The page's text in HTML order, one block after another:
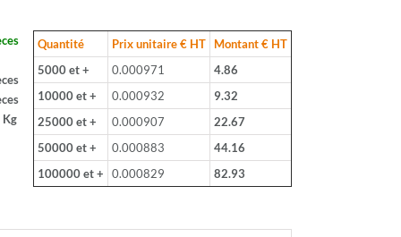
Quantité Prix unitaire € HT
Montant € HT
5000 et +
0.000971
4.86
10000 et +
0.000932
9.32
25000 et +
0.000907
22.67
50000 et +
0.000883
44.16
100000 et +
0.000829 82.93